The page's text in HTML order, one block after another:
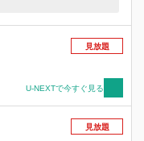
偶者同士で不倫をして
追い込まれた親たちは、
を隠しながら、配偶者
能の展開に…。
見放題
U-NEXTで今すぐ見る
見放題